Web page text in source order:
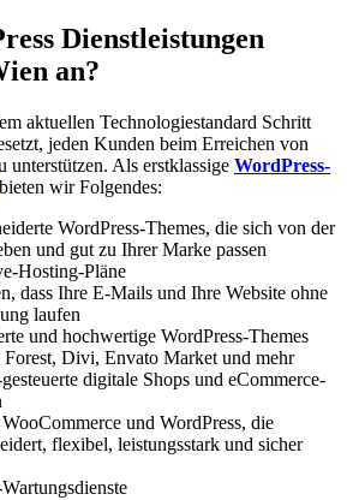
Dienstleistungen
an?
aktuellen Technologiestandard Schritt
jeden Kunden beim Erreichen von
unterstützen. Als erstklassige WordPress-
bieten wir Folgendes:
WordPress-Themes, die sich von der
und gut zu Ihrer Marke passen
Hosting-Pläne
dass Ihre E-Mails und Ihre Website ohne
laufen
und hochwertige WordPress-Themes
Divi, Envato Market und mehr
digitale Shops und eCommerce-
und WordPress, die
flexibel, leistungsstark und sicher